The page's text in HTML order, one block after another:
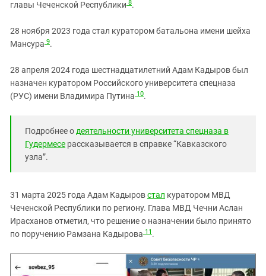
главы Чеченской Республики 8.
28 ноября 2023 года стал куратором батальона имени шейха
Мансура 9.
28 апреля 2024 года шестнадцатилетний Адам Кадыров был
назначен куратором Российского университета спецназа
(РУС) имени Владимира Путина 10.
Подробнее о деятельности университета спецназа в
Гудермесе рассказывается в справке “Кавказского
узла”.
31 марта 2025 года Адам Кадыровстал куратором МВД
Чеченской Республики по региону. Глава МВД Чечни Аслан
Ирасханов отметил, что решение о назначении было принято
по поручению Рамзана Кадырова 11 .